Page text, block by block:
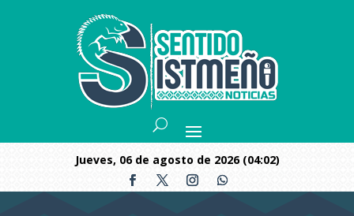
jueves, 06 de agosto de 2026 (04:02)